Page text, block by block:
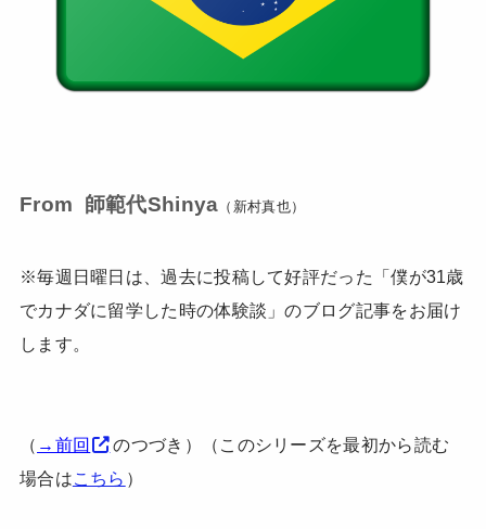
From 師範代Shinya （新村真也）
※毎週日曜日は、過去に投稿して好評だった「僕が31歳
でカナダに留学した時の体験談」のブログ記事をお届け
します。
（ →前回
のつづき）（このシリーズを最初から読む
場合はこちら ）